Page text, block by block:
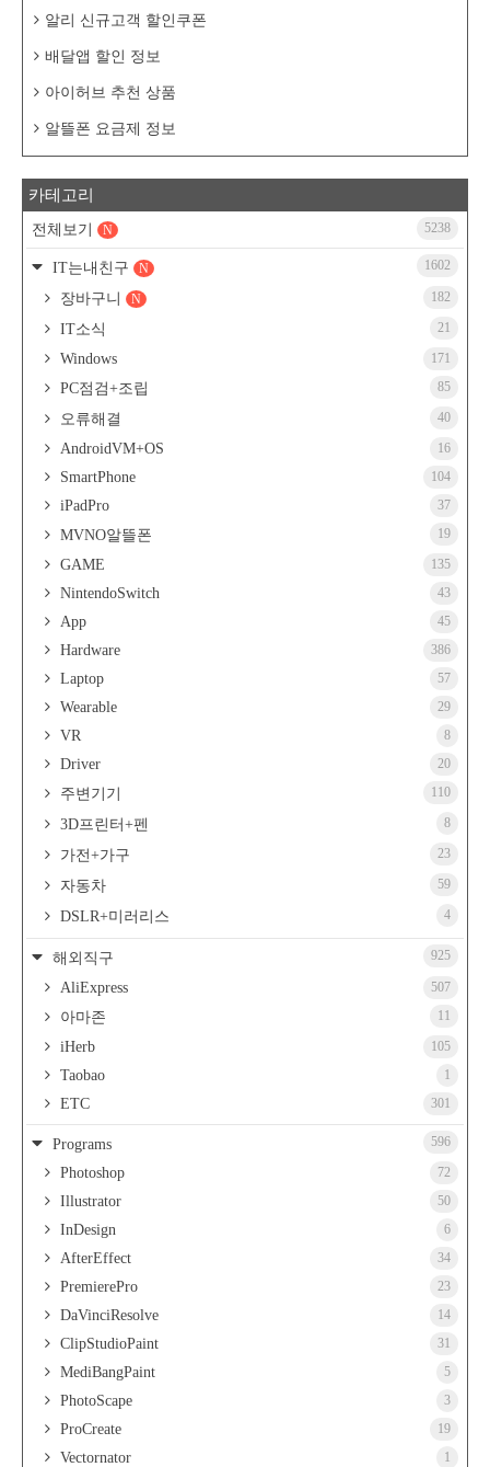
알리 신규고객 할인쿠폰
배달앱 할인 정보
아이허브 추천 상품
알뜰폰 요금제 정보
카테고리
전체보기 5238
N
IT는내친구 1602
N
장바구니 182
N
IT소식 21
Windows 171
PC점검+조립 85
오류해결 40
AndroidVM+OS 16
SmartPhone 104
iPadPro 37
MVNO알뜰폰 19
GAME 135
NintendoSwitch 43
App 45
Hardware 386
Laptop 57
Wearable 29
VR 8
Driver 20
주변기기 110
3D프린터+펜 8
가전+가구 23
자동차 59
DSLR+미러리스 4
해외직구 925
AliExpress 507
아마존 11
iHerb 105
Taobao 1
ETC 301
Programs 596
Photoshop 72
Illustrator 50
InDesign 6
AfterEffect 34
PremierePro 23
DaVinciResolve 14
ClipStudioPaint 31
MediBangPaint 5
PhotoScape 3
ProCreate 19
Vectornator 1